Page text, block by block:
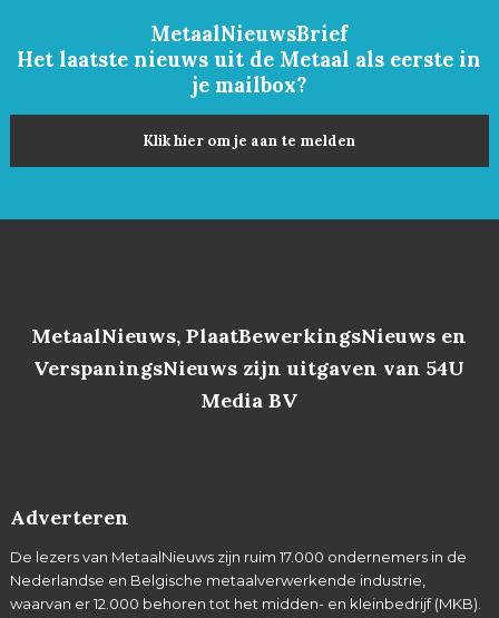
MetaalNieuwsBrief
Het laatste nieuws uit de Metaal als eerste in
je mailbox?
Klik hier om je aan te melden
MetaalNieuws, PlaatBewerkingsNieuws en
VerspaningsNieuws zijn uitgaven van 54U
Media BV
Adverteren
De lezers van MetaalNieuws zijn ruim 17.000 ondernemers in de
Nederlandse en Belgische metaalverwerkende industrie,
waarvan er 12.000 behoren tot het midden- en kleinbedrijf (MKB).